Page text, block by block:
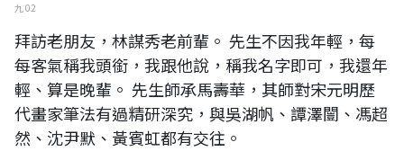
九 02
拜訪老朋友，林謀秀老前輩。 先生不因我年輕，每
每客氣稱我頭銜，我跟他說，稱我名字即可，我還年
輕、算是晚輩。 先生師承馬壽華，其師對宋元明歷
代畫家筆法有過精研深究，與吳湖帆、譚澤闓、馮超
然、沈尹默、黃賓虹都有交往。